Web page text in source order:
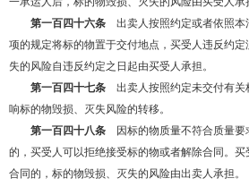
第一百四十六条 出卖人按照约定或者依照
项的规定将标的物置于交付地点，买受人违反约
失的风险自违反约定之日起由买受人承担。
第一百四十七条 出卖人按照约定未交付有
响标的物毁损、灭失风险的转移。
第一百四十八条
因标的物质量不符合质量
的，买受人可以拒绝接受标的物或者解除合同。
合同的，标的物毁损、灭失的风险由出卖人承担。